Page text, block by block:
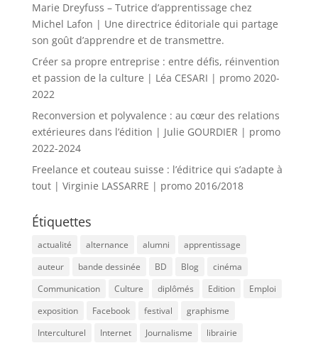
Marie Dreyfuss – Tutrice d’apprentissage chez
Michel Lafon | Une directrice éditoriale qui partage
son goût d’apprendre et de transmettre.
Créer sa propre entreprise : entre défis, réinvention
et passion de la culture | Léa CESARI | promo 2020-
2022
Reconversion et polyvalence : au cœur des relations
extérieures dans l’édition | Julie GOURDIER | promo
2022-2024
Freelance et couteau suisse : l’éditrice qui s’adapte à
tout | Virginie LASSARRE | promo 2016/2018
Étiquettes
actualité alternance alumni
apprentissage
auteur
bande dessinée BD Blog
cinéma
Communication
Culture diplômés Edition
Emploi
exposition
Facebook festival
graphisme
Interculturel
Internet Journalisme
librairie